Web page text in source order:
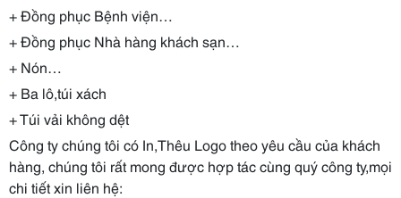
+ Đồng phục Bệnh viện…
+ Đồng phục Nhà hàng khách sạn…
+ Nón…
+ Ba lô,túi xách
+ Túi vải không dệt
Công ty chúng tôi có In,Thêu Logo theo yêu cầu của khách
hàng, chúng tôi rất mong được hợp tác cùng quý công ty,mọi
chi tiết xin liên hệ: